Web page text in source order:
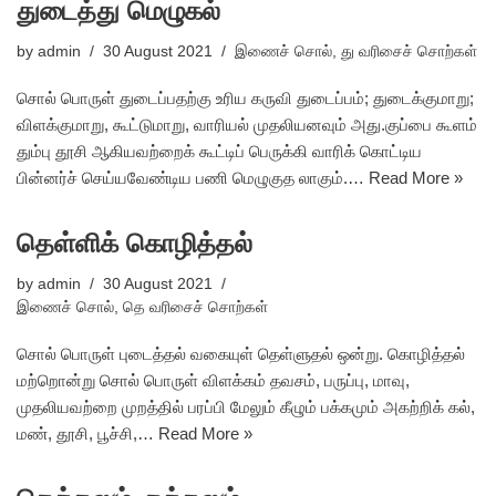
துடைத்து மெழுகல்
by admin 30 August 2021 இணைச் சொல், து வரிசைச் சொற்கள்
சொல் பொருள் துடைப்பதற்கு உரிய கருவி துடைப்பம்; துடைக்குமாறு;
விளக்குமாறு, கூட்டுமாறு, வாரியல் முதலியனவும் அது.குப்பை கூளம்
தும்பு தூசி ஆகியவற்றைக் கூட்டிப் பெருக்கி வாரிக் கொட்டிய
பின்னர்ச் செய்யவேண்டிய பணி மெழுகுத லாகும்.… Read More »
தெள்ளிக் கொழித்தல்
by admin
30 August 2021
இணைச் சொல், தெ வரிசைச் சொற்கள்
சொல் பொருள் புடைத்தல் வகையுள் தெள்ளுதல் ஒன்று. கொழித்தல்
மற்றொன்று சொல் பொருள் விளக்கம் தவசம், பருப்பு, மாவு,
முதலியவற்றை முறத்தில் பரப்பி மேலும் கீழும் பக்கமும் அகற்றிக் கல்,
மண், தூசி, பூச்சி,… Read More »